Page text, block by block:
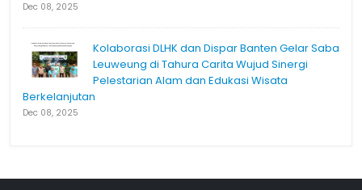
Dec 08, 2025
Kolaborasi DLHK dan Dispar Banten Gelar Saba
Leuweung di Tahura Carita Wujud Sinergi
Pelestarian Alam dan Edukasi Wisata
Berkelanjutan
Dec 08, 2025